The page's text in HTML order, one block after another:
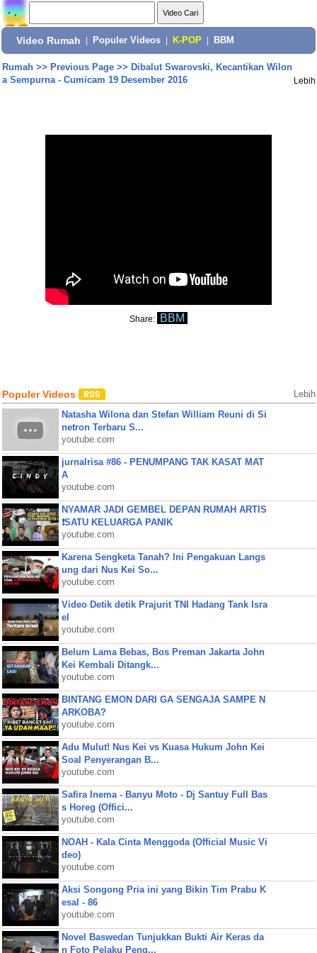
Video Rumah Populer Videos K-POP BBM
Rumah>> Previous Page>> Dibalut Swarovski, Kecantikan Wilon
a Sempurna - Cumicam 19 Desember 2016
Lebih
Share: BBM
Populer Videos Lebih
Natasha Wilona dan Stefan William Reuni di Si
netron Terbaru S...
youtube.com
jurnalrisa #86 - PENUMPANG TAK KASAT MAT
A
youtube.com
NYAMAR JADI GEMBEL DEPAN RUMAH ARTIS
❗SATU KELUARGA PANIK
youtube.com
Karena Sengketa Tanah? Ini Pengakuan Langs
ung dari Nus Kei So...
youtube.com
Video Detik detik Prajurit TNI Hadang Tank Isra
el
youtube.com
Belum Lama Bebas, Bos Preman Jakarta John
Kei Kembali Ditangk...
youtube.com
BINTANG EMON DARI GA SENGAJA SAMPE N
ARKOBA?
youtube.com
Adu Mulut! Nus Kei vs Kuasa Hukum John Kei
Soal Penyerangan B...
youtube.com
Safira Inema - Banyu Moto - Dj Santuy Full Bas
s Horeg (Offici...
youtube.com
NOAH - Kala Cinta Menggoda (Official Music Vi
deo)
youtube.com
Aksi Songong Pria ini yang Bikin Tim Prabu K
esal - 86
youtube.com
Novel Baswedan Tunjukkan Bukti Air Keras da
n Foto Pelaku Peng...